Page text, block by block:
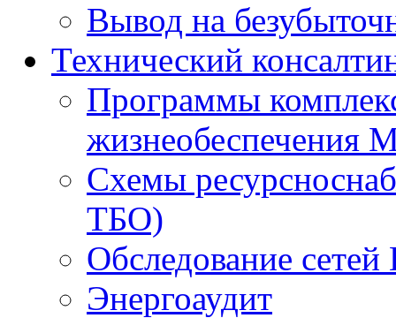
Вывод на
Технический
Программы
жизнеобеспечения
Схемы
ТБО)
Обследование
Энергоаудит